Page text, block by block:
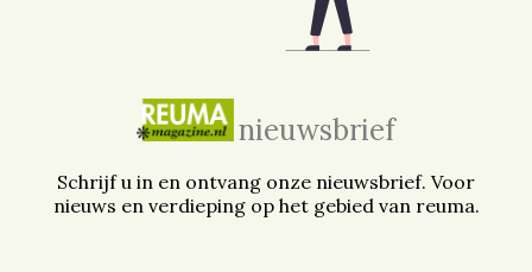
nieuwsbrief
Schrijf u in en ontvang onze nieuwsbrief. Voor
nieuws en verdieping op het gebied van reuma.